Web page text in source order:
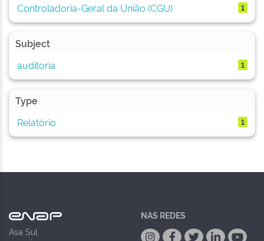
Controladoria-Geral da União (CGU)
1
Subject
auditoria
1
Type
Relatório
1
Asa Sul
NAS REDES